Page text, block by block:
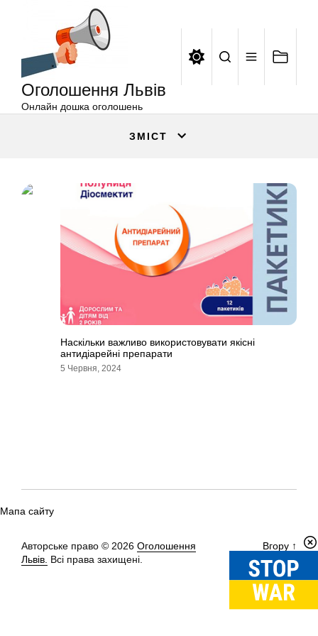
Оголошення Львів
Онлайн дошка оголошень
ЗМІСТ
Наскільки важливо використовувати якісні
антидіарейні препарати
5 Червня, 2024
Мапа сайту
Авторське право © 2026 Оголошення
Львів. Всі права захищені.
Вгору ↑